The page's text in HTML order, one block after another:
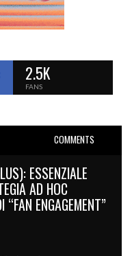
2.5K
FANS
COMMENTS
ESSENZIALE
AD HOC
ENGAGEMENT”